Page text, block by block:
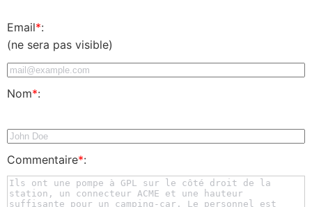
Email*:
(ne sera pas visible)
Nom*:
Commentaire*: